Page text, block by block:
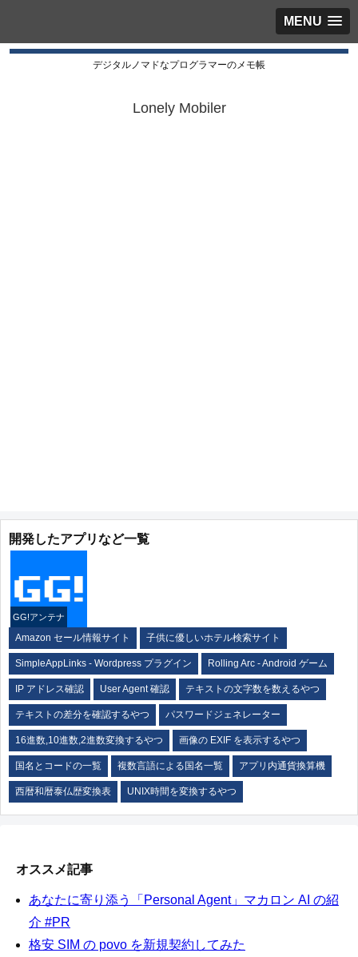
MENU
デジタルノマドなプログラマーのメモ帳
Lonely Mobiler
開発したアプリなど一覧
GG!アンテナ
Amazon セール情報サイト 子供に優しいホテル検索サイト
SimpleAppLinks - Wordpress プラグイン Rolling Arc - Android ゲーム
IP アドレス確認 User Agent 確認 テキストの文字数を数えるやつ
テキストの差分を確認するやつ パスワードジェネレーター
16進数,10進数,2進数変換するやつ 画像の EXIF を表示するやつ
国名とコードの一覧 複数言語による国名一覧 アプリ内通貨換算機
西暦和暦泰仏歴変換表 UNIX時間を変換するやつ
オススメ記事
あなたに寄り添う「Personal Agent」マカロン AI の紹
介 #PR
格安 SIM の povo を新規契約してみた